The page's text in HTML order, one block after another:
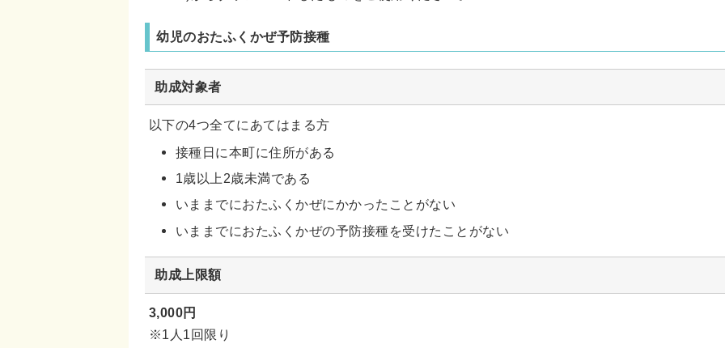
幼児のおたふくかぜ予防接種
助成対象者
以下の4つ全てにあてはまる方
接種日に本町に住所がある
1歳以上2歳未満である
いままでにおたふくかぜにかかったことがない
いままでにおたふくかぜの予防接種を受けたことがない
助成上限額
3,000円
※1人1回限り